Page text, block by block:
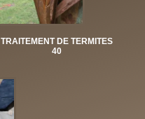
TRAITEMENT DE TERMITES
40